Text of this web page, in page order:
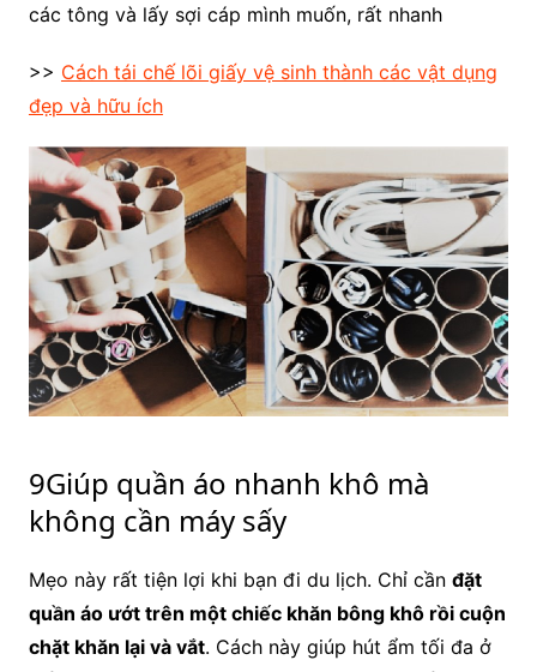
các tông và lấy sợi cáp mình muốn, rất nhanh
>> Cách tái chế lõi giấy vệ sinh thành các vật dụng
đẹp và hữu ích
9Giúp quần áo nhanh khô mà
không cần máy sấy
Mẹo này rất tiện lợi khi bạn đi du lịch. Chỉ cần đặt
quần áo ướt trên một chiếc khăn bông khô rồi cuộn
chặt khăn lại và vắt. Cách này giúp hút ẩm tối đa ở